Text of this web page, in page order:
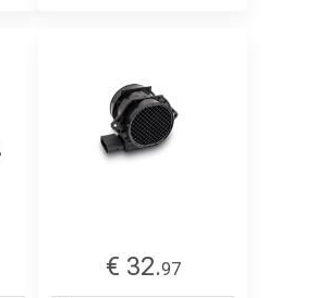
€ 32.97